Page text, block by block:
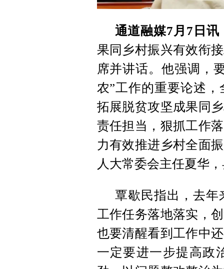
通道融媒7月7日讯
果同乡村振兴有效衔
席并讲话。他强调，
农”工作的重要论述
拓展脱贫攻坚成果同
责任担当，狠抓工作
力有效推进乡村全面
人大常委会主任夏华
覃歇民指出，去年
工作任务落地落实，
也要清醒看到工作中
一定要进一步提高政